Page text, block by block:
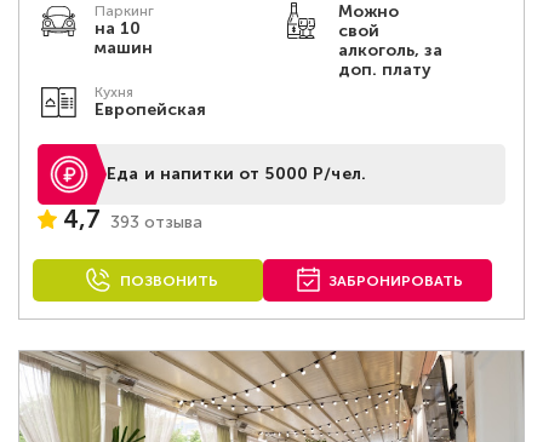
Паркинг
на 10
машин
Можно
свой
алкоголь, за
доп. плату
Кухня
Европейская
Еда и напитки от 5000 Р/чел.
4,7 393 отзыва
ПОЗВОНИТЬ ЗАБРОНИРОВАТЬ